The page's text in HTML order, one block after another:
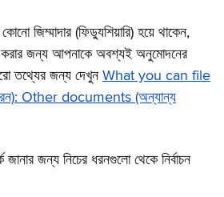
জিম্মাদার (ফিড্যুশিয়ারি) হয়ে থাকেন,
করার জন্য আপনাকে অবশ্যই অনুমোদনের
তথ্যের জন্য দেখুন What you can file
Other documents (অন্যান্য
জানার জন্য নিচের ধরনগুলো থেকে নির্বাচন